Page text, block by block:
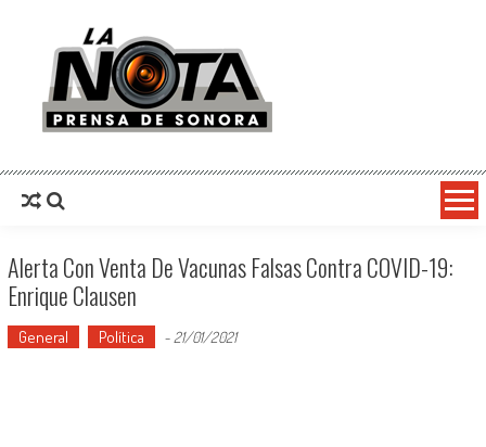
La Nota Prensa De Sonora
Alerta Con Venta De Vacunas Falsas Contra COVID-19:
Enrique Clausen
General Política - 21/01/2021